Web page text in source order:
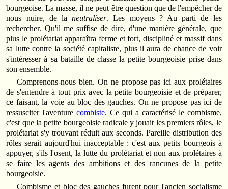
bourgeoise. La masse, il ne peut être question que de l'empêcher de
nous nuire, de laneutraliser. Les moyens ? Au parti de les
rechercher. Qu'il me suffise de dire, d'une manière générale, que
plus le prolétariat apparaîtra ferme et fort, discipliné et massif dans
sa lutte contre la société capitaliste, plus il aura de chance de voir
s'intéresser à sa bataille de classe la petite bourgeoisie prise dans
son ensemble.
Comprenons-nous bien. On ne propose pas ici aux prolétaires
de s'entendre à tout prix avec la petite bourgeoisie et de préparer,
ce faisant, la voie au bloc des gauches. On ne propose pas ici de
ressusciter l'aventurecombiste. Ce qui a caractérisé le combisme,
c'est que la petite bourgeoisie radicale y jouait les premiers rôles, le
prolétariat s'y trouvant réduit aux seconds. Pareille distribution des
rôles serait aujourd'hui inacceptable : c'est aux petits bourgeois à
appuyer, s'ils l'osent, la lutte du prolétariat et non aux prolétaires à
se faire les agents des ambitions et des rancunes de la petite
bourgeoisie.
Combisme et bloc des gauches furent pour l'ancien socialisme